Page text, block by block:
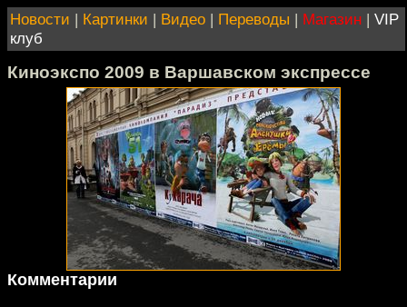
Новости | Картинки | Видео | Переводы | Магазин | VIP
клуб
Киноэкспо 2009 в Варшавском экспрессе
Комментарии